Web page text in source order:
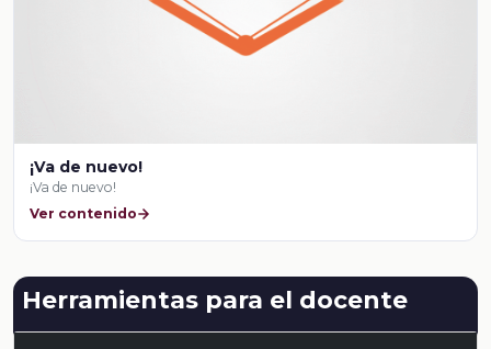
¡Va de nuevo!
¡Va de nuevo!
Ver contenido
Herramientas para el docente